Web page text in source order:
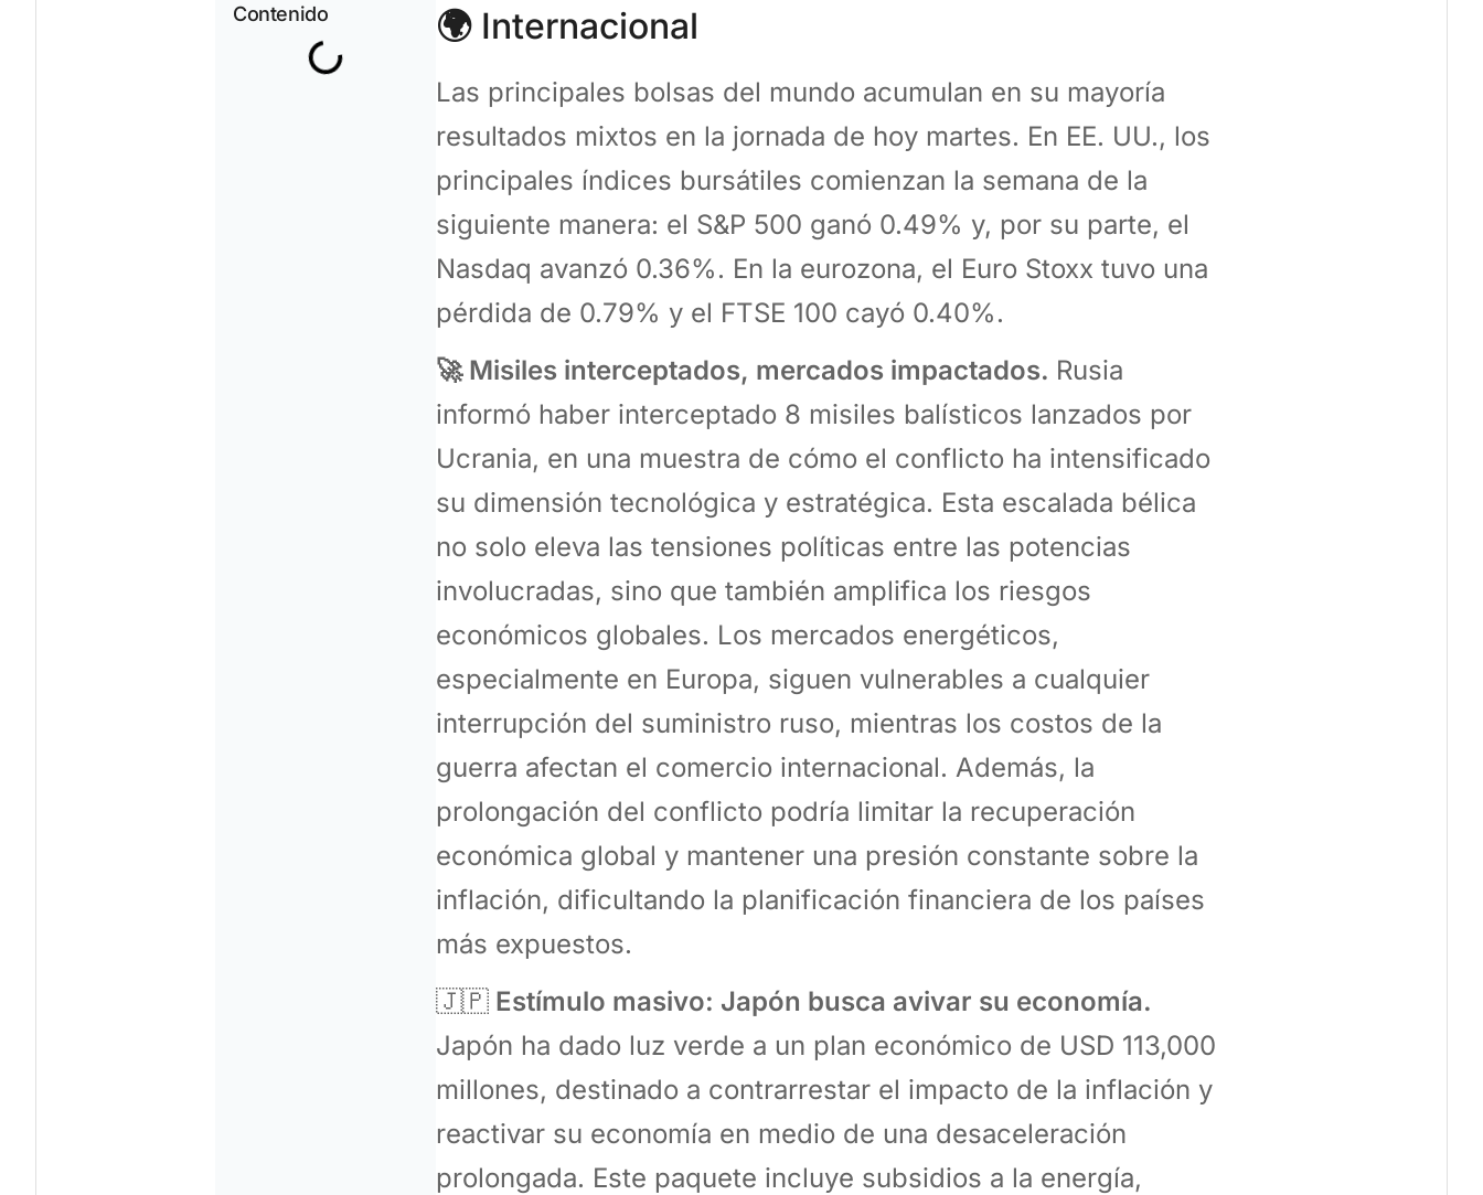
Contenido 🌍Internacional
Las principales bolsas del mundo acumulan en su mayoría
resultados mixtos en la jornada de hoy martes. En EE. UU., los
principales índices bursátiles comienzan la semana de la
siguiente manera: el S&P 500 ganó 0.49% y, por su parte, el
Nasdaq avanzó 0.36%. En la eurozona, el Euro Stoxx tuvo una
pérdida de 0.79% y el FTSE 100 cayó 0.40%.
🚀 Misiles interceptados, mercados impactados. Rusia
informó haber interceptado 8 misiles balísticos lanzados por
Ucrania, en una muestra de cómo el conflicto ha intensificado
su dimensión tecnológica y estratégica. Esta escalada bélica
no solo eleva las tensiones políticas entre las potencias
involucradas, sino que también amplifica los riesgos
económicos globales. Los mercados energéticos,
especialmente en Europa, siguen vulnerables a cualquier
interrupción del suministro ruso, mientras los costos de la
guerra afectan el comercio internacional. Además, la
prolongación del conflicto podría limitar la recuperación
económica global y mantener una presión constante sobre la
inflación, dificultando la planificación financiera de los países
más expuestos.
🇯🇵 Estímulo masivo: Japón busca avivar su economía.
Japón ha dado luz verde a un plan económico de USD 113,000
millones, destinado a contrarrestar el impacto de la inflación y
reactivar su economía en medio de una desaceleración
prolongada. Este paquete incluye subsidios a la energía,